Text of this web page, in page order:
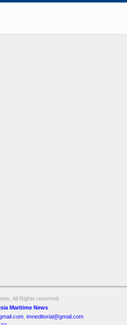
All Rights reserved.
Maritime News
imneditorial@gmail.com